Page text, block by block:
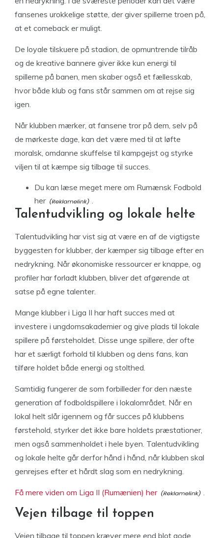
fansenes urokkelige støtte, der giver spillerne troen på,
at et comeback er muligt.
De loyale tilskuere på stadion, de opmuntrende tilråb
og de kreative bannere giver ikke kun energi til
spillerne på banen, men skaber også et fællesskab,
hvor både klub og fans står sammen om at rejse sig
igen.
Når klubben mærker, at fansene tror på dem, selv på
de mørkeste dage, kan det være med til at løfte
moralsk, omdanne skuffelse til kampgejst og styrke
viljen til at kæmpe sig tilbage til succes.
Du kan læse meget mere om Rumænsk Fodbold
her
Talentudvikling og lokale helte
Talentudvikling har vist sig at være en af de vigtigste
byggesten for klubber, der kæmper sig tilbage efter en
nedrykning. Når økonomiske ressourcer er knappe, og
profiler har forladt klubben, bliver det afgørende at
satse på egne talenter.
Mange klubber i Liga II har haft succes med at
investere i ungdomsakademier og give plads til lokale
spillere på førsteholdet. Disse unge spillere, der ofte
har et særligt forhold til klubben og dens fans, kan
tilføre holdet både energi og stolthed.
Samtidig fungerer de som forbilleder for den næste
generation af fodboldspillere i lokalområdet. Når en
lokal helt slår igennem og får succes på klubbens
førstehold, styrker det ikke bare holdets præstationer,
men også sammenholdet i hele byen. Talentudvikling
og lokale helte går derfor hånd i hånd, når klubben skal
genrejses efter et hårdt slag som en nedrykning.
Få mere viden om Liga II (Rumænien) her
Vejen tilbage til toppen
Vejen tilbage til toppen kræver mere end blot gode